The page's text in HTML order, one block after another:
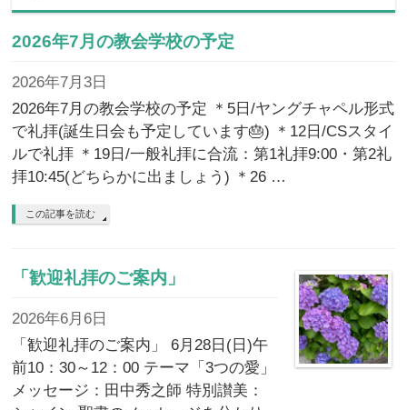
2026年7月の教会学校の予定
2026年7月3日
2026年7月の教会学校の予定 ＊5日/ヤングチャペル形式
で礼拝(誕生日会も予定しています🎂) ＊12日/CSスタイ
ルで礼拝 ＊19日/一般礼拝に合流：第1礼拝9:00・第2礼
拝10:45(どちらかに出ましょう) ＊26 …
この記事を読む
「歓迎礼拝のご案内」
2026年6月6日
「歓迎礼拝のご案内」 6月28日(日)午
前10：30～12：00 テーマ「3つの愛」
メッセージ：田中秀之師 特別讃美：